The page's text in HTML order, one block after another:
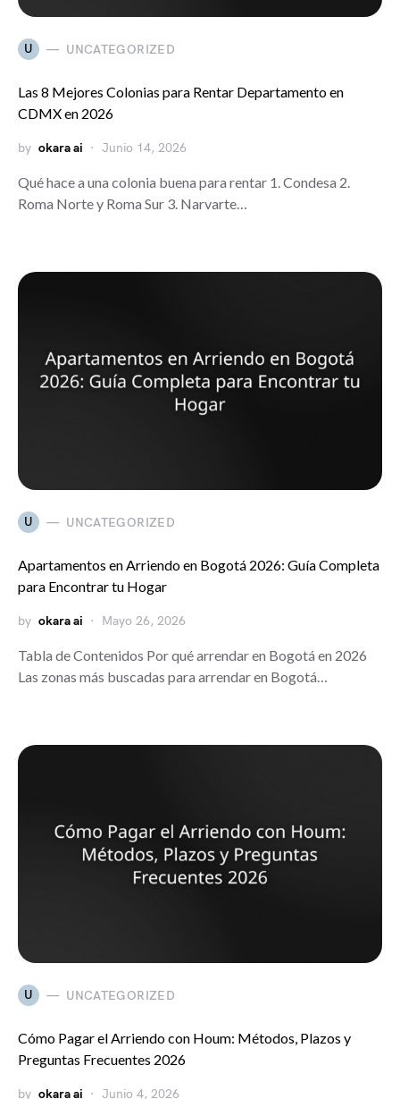
U UNCATEGORIZED
Las 8 Mejores Colonias para Rentar Departamento en
CDMX en 2026
by okara ai Junio 14, 2026
Qué hace a una colonia buena para rentar 1. Condesa 2.
Roma Norte y Roma Sur 3. Narvarte…
U UNCATEGORIZED
Apartamentos en Arriendo en Bogotá 2026: Guía Completa
para Encontrar tu Hogar
by okara ai Mayo 26, 2026
Tabla de Contenidos Por qué arrendar en Bogotá en 2026
Las zonas más buscadas para arrendar en Bogotá…
U UNCATEGORIZED
Cómo Pagar el Arriendo con Houm: Métodos, Plazos y
Preguntas Frecuentes 2026
by okara ai Junio 4, 2026